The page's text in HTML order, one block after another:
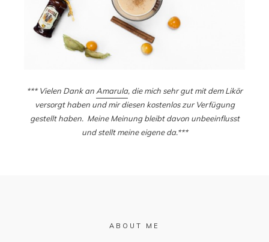
*** Vielen Dank an Amarula, die mich sehr gut mit dem Likör
versorgt haben und mir diesen kostenlos zur Verfügung
gestellt haben. Meine Meinung bleibt davon unbeeinflusst
und stellt meine eigene da.***
ABOUT ME